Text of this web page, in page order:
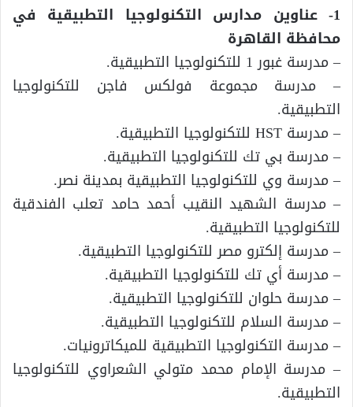
1- عناوين مدارس التكنولوجيا التطبيقية في
محافظة القاهرة
– مدرسة غبور 1 للتكنولوجيا التطبيقية.
– مدرسة مجموعة فولكس فاجن للتكنولوجيا
التطبيقية.
– مدرسة HST للتكنولوجيا التطبيقية.
– مدرسة بي تك للتكنولوجيا التطبيقية.
– مدرسة وي للتكنولوجيا التطبيقية بمدينة نصر.
– مدرسة الشهيد النقيب أحمد حامد تعلب الفندقية
للتكنولوجيا التطبيقية.
– مدرسة إلكترو مصر للتكنولوجيا التطبيقية.
– مدرسة أي تك للتكنولوجيا التطبيقية.
– مدرسة حلوان للتكنولوجيا التطبيقية.
– مدرسة السلام للتكنولوجيا التطبيقية.
– مدرسة التكنولوجيا التطبيقية للميكاترونيات.
– مدرسة الإمام محمد متولي الشعراوي للتكنولوجيا
التطبيقية.